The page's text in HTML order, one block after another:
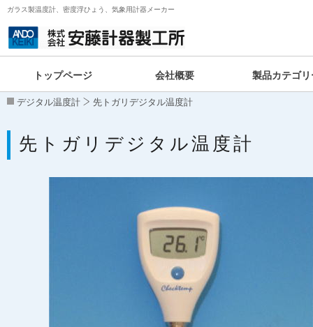
ガラス製温度計、密度浮ひょう、気象用計器メーカー
トップページ 会社概要 製品カテゴリ
デジタル温度計 先トガリデジタル温度計
先トガリデジタル温度計